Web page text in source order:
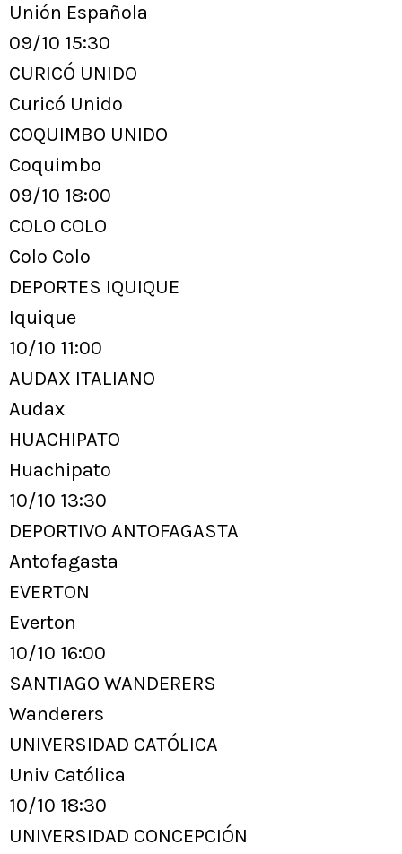
Unión Española
09/10 15:30
CURICÓ UNIDO
Curicó Unido
COQUIMBO UNIDO
Coquimbo
09/10 18:00
COLO COLO
Colo Colo
DEPORTES IQUIQUE
Iquique
10/10 11:00
AUDAX ITALIANO
Audax
HUACHIPATO
Huachipato
10/10 13:30
DEPORTIVO ANTOFAGASTA
Antofagasta
EVERTON
Everton
10/10 16:00
SANTIAGO WANDERERS
Wanderers
UNIVERSIDAD CATÓLICA
Univ Católica
10/10 18:30
UNIVERSIDAD CONCEPCIÓN